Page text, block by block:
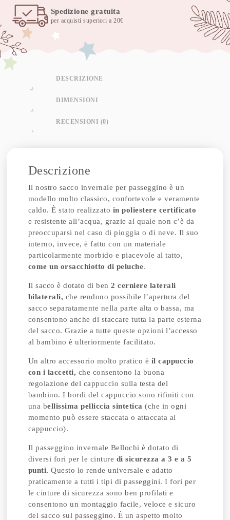
Spedizione gratuita
per acquisti superiori a 20€
DESCRIZIONE
DIMENSIONI
RECENSIONI (0)
Descrizione
Il nostro sacco invernale per passeggino è un
modello molto classico, confortevole e veramente
caldo. È stato realizzato in poliestere certificato
e resistente all’acqua, grazie al quale non c’è da
preoccuparsi nel caso di pioggia o di neve. Il suo
interno, invece, è fatto con un materiale
particolarmente morbido e piacevole al tatto,
come un orsacchiotto di peluche.
Il sacco è dotato di ben2 cerniere laterali
bilaterali, che rendono possibile l’apertura del
sacco separatamente nella parte alta o bassa, ma
consentono anche di staccare tutta la parte esterna
del sacco. Grazie a tutte queste opzioni l’accesso
al bambino è ulteriormente facilitato.
Un altro accessorio molto pratico è il cappuccio
con i laccetti, che consentono la buona
regolazione del cappuccio sulla testa del
bambino. I bordi del cappuccio sono rifiniti con
una bellissima pelliccia sintetica(che in ogni
momento può essere staccata o attaccata al
cappuccio).
Il passeggino invernale Bellochi è dotato di
diversi fori per le cinture di sicurezza a 3 e a 5
punti. Questo lo rende universale e adatto
praticamente a tutti i tipi di passeggini. I fori per
le cinture di sicurezza sono ben profilati e
consentono un montaggio facile, veloce e sicuro
del sacco sul passeggino. È un aspetto molto